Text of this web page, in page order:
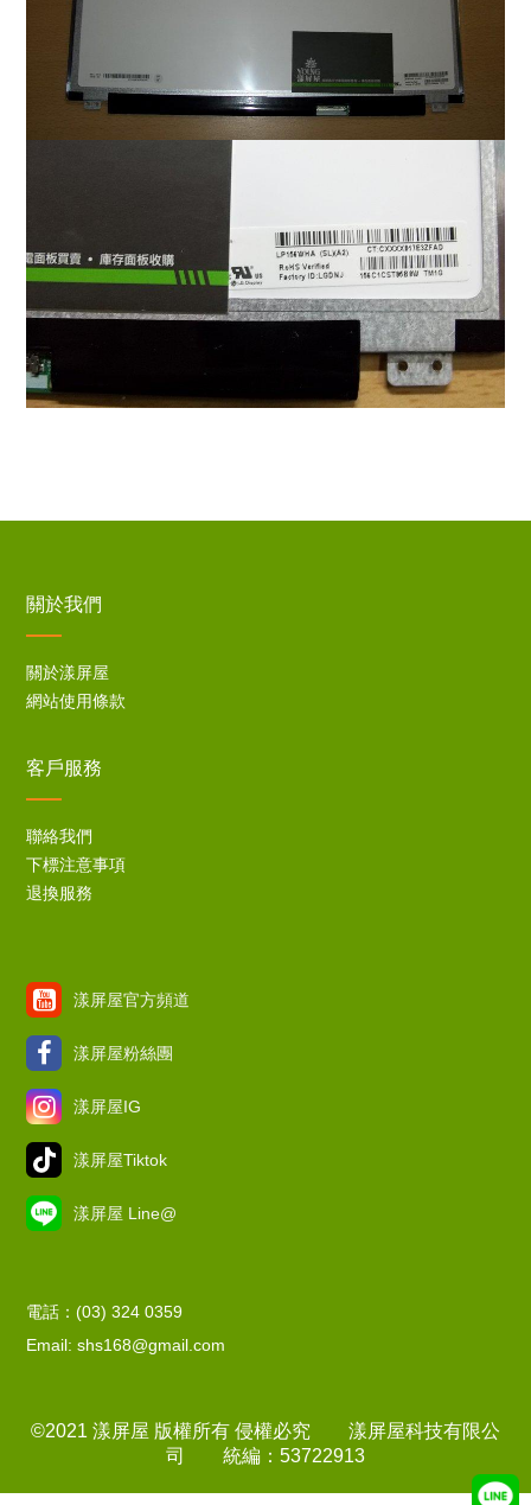
關於我們
關於漾屏屋
網站使用條款
客戶服務
聯絡我們
下標注意事項
退換服務
漾屏屋官方頻道
漾屏屋粉絲團
漾屏屋IG
漾屏屋Tiktok
漾屏屋 Line@
電話：(03) 324 0359
Email: shs168@gmail.com
©2021 漾屏屋 版權所有 侵權必究 漾屏屋科技有限公
司 統編：53722913